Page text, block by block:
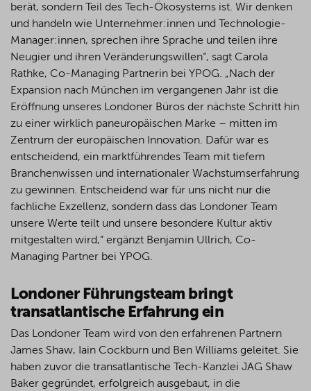
berät, sondern Teil des Tech-Ökosystems ist. Wir denken
und handeln wie Unternehmer:innen und Technologie-
Manager:innen, sprechen ihre Sprache und teilen ihre
Neugier und ihren Veränderungswillen“, sagt Carola
Rathke, Co-Managing Partnerin bei YPOG. „Nach der
Expansion nach München im vergangenen Jahr ist die
Eröffnung unseres Londoner Büros der nächste Schritt hin
zu einer wirklich paneuropäischen Marke – mitten im
Zentrum der europäischen Innovation. Dafür war es
entscheidend, ein marktführendes Team mit tiefem
Branchenwissen und internationaler Wachstumserfahrung
zu gewinnen. Entscheidend war für uns nicht nur die
fachliche Exzellenz, sondern dass das Londoner Team
unsere Werte teilt und unsere besondere Kultur aktiv
mitgestalten wird,“ ergänzt Benjamin Ullrich, Co-
Managing Partner bei YPOG.
Londoner Führungsteam bringt
transatlantische Erfahrung ein
Das Londoner Team wird von den erfahrenen Partnern
James Shaw, Iain Cockburn und Ben Williams geleitet. Sie
haben zuvor die transatlantische Tech-Kanzlei JAG Shaw
Baker gegründet, erfolgreich ausgebaut, in die